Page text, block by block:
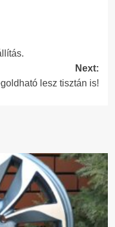
Next:
lesz tisztán is!